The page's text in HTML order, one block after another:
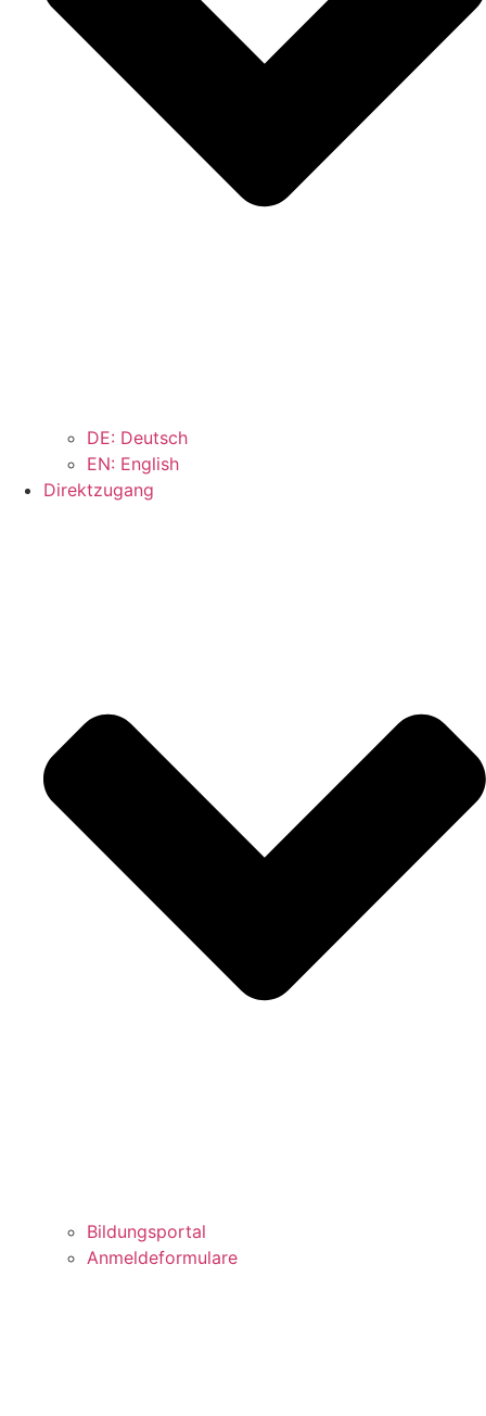
DE: Deutsch
EN: English
Direktzugang
Bildungsportal
Anmeldeformulare